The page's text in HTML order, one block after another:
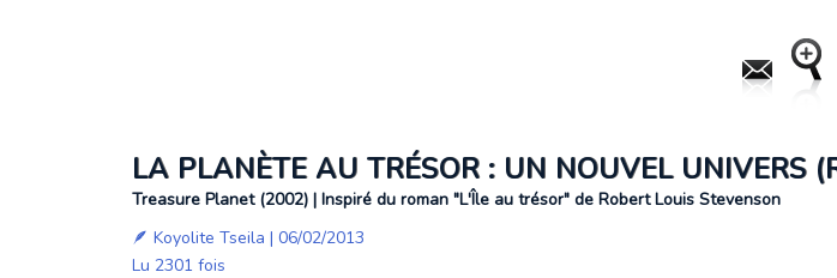
LA PLANÈTE AU TRÉSOR : UN NOUVEL UNIVERS
Treasure Planet (2002) | Inspiré du roman "L'Île au trésor" de Robert Louis Stevenson
🪶 Koyolite Tseila | 06/02/2013
Lu 2301 fois